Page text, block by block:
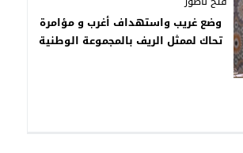
وضع غريب واستهداف أغرب و مؤامرة
تحاك لممثل الريف بالمجموعة الوطنية